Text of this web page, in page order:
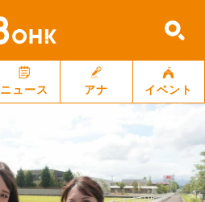
ニュース アナ イベント